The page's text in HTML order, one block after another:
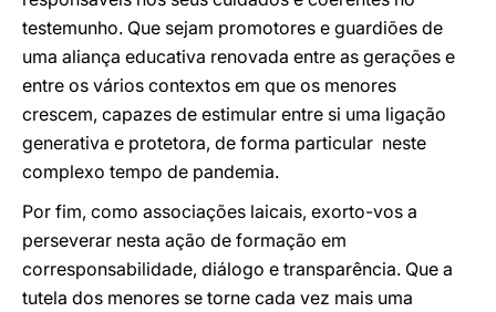
testemunho. Que sejam promotores e guardiões de
uma aliança educativa renovada entre as gerações e
entre os vários contextos em que os menores
crescem, capazes de estimular entre si uma ligação
generativa e protetora, de forma particular neste
complexo tempo de pandemia.
Por fim, como associações laicais, exorto-vos a
perseverar nesta ação de formação em
corresponsabilidade, diálogo e transparência. Que a
tutela dos menores se torne cada vez mais uma